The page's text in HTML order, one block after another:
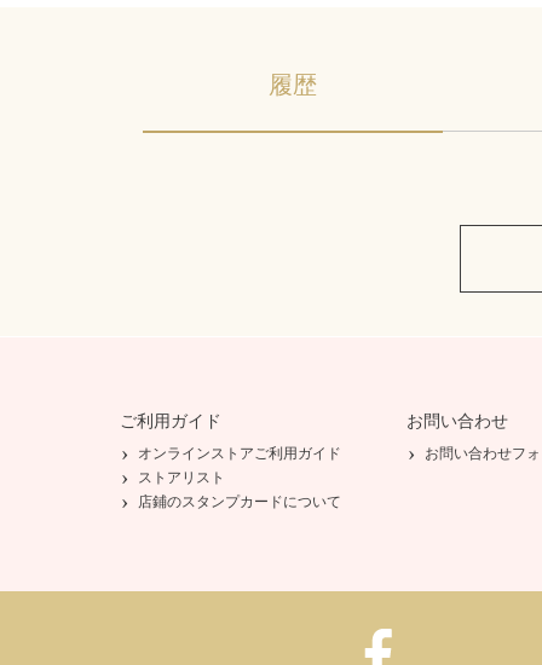
履歴
ご利用ガイド
オンラインストアご利用ガイド
ストアリスト
店鋪のスタンプカードについて
お問い合わせ
お問い合わせフ